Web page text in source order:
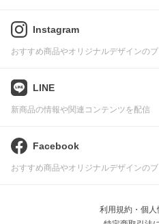
Instagram
おすすめ商品やオリジナルデザインの
LINE
新商品の情報や関連コンテンツを配信
Facebook
おすすめ商品やオリジナルデザインの
利用規約・個